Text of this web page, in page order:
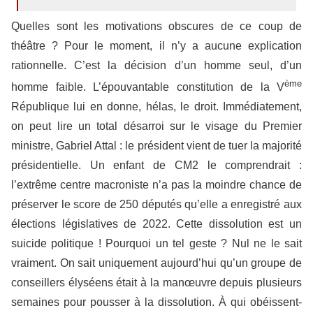
Quelles sont les motivations obscures de ce coup de
théâtre ? Pour le moment, il n’y a aucune explication
rationnelle. C’est la décision d’un homme seul, d’un
homme faible. L’épouvantable constitution de la Vème
République lui en donne, hélas, le droit. Immédiatement,
on peut lire un total désarroi sur le visage du Premier
ministre, Gabriel Attal : le président vient de tuer la majorité
présidentielle. Un enfant de CM2 le comprendrait :
l’extrême centre macroniste n’a pas la moindre chance de
préserver le score de 250 députés qu’elle a enregistré aux
élections législatives de 2022. Cette dissolution est un
suicide politique ! Pourquoi un tel geste ? Nul ne le sait
vraiment. On sait uniquement aujourd’hui qu’un groupe de
conseillers élyséens était à la manœuvre depuis plusieurs
semaines pour pousser à la dissolution. À qui obéissent-